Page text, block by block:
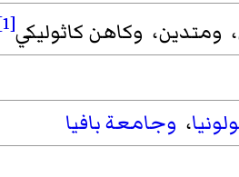
ومتدين، وكاهن كاثوليكي[1]
، وجامعة بافيا